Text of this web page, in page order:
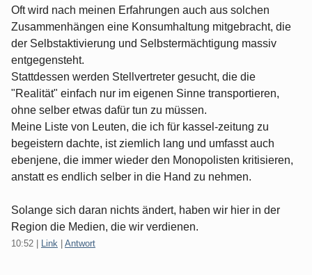
Oft wird nach meinen Erfahrungen auch aus solchen
Zusammenhängen eine Konsumhaltung mitgebracht, die
der Selbstaktivierung und Selbstermächtigung massiv
entgegensteht.
Stattdessen werden Stellvertreter gesucht, die die
"Realität" einfach nur im eigenen Sinne transportieren,
ohne selber etwas dafür tun zu müssen.
Meine Liste von Leuten, die ich für kassel-zeitung zu
begeistern dachte, ist ziemlich lang und umfasst auch
ebenjene, die immer wieder den Monopolisten kritisieren,
anstatt es endlich selber in die Hand zu nehmen.
Solange sich daran nichts ändert, haben wir hier in der
Region die Medien, die wir verdienen.
10:52 Link Antwort